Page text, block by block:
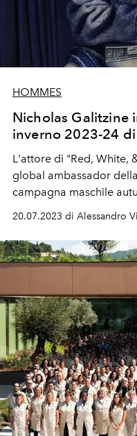
HOMMES
Nicholas Galitzine
inverno 2023-24
L'attore di "Red, White,
global ambassador
campagna maschile
20.07.2023 di Alessandro